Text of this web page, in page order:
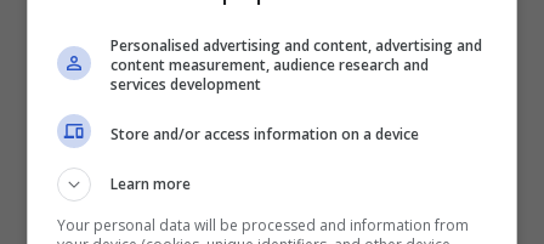
Chiamato per premiare la giovane attrice
abruzzese Sara
Personalised advertising and content, advertising and
content measurement, audience research and
services development
Store and/or access information on a device
Learn more
Your personal data will be processed and information from